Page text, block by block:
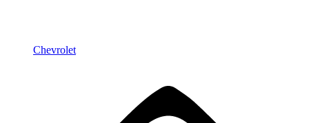
Chevrolet